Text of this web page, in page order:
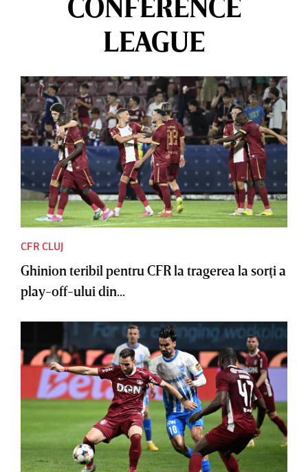
CONFERENCE
LEAGUE
CFR CLUJ
Ghinion teribil pentru CFR la tragerea la sorţi a
play-off-ului din...